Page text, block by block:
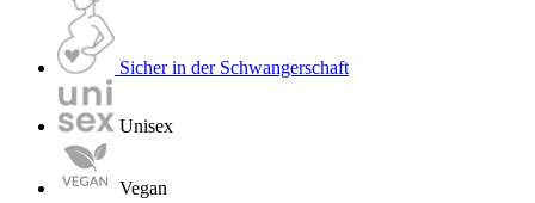
Sicher in der Schwangerschaft
Unisex
Vegan